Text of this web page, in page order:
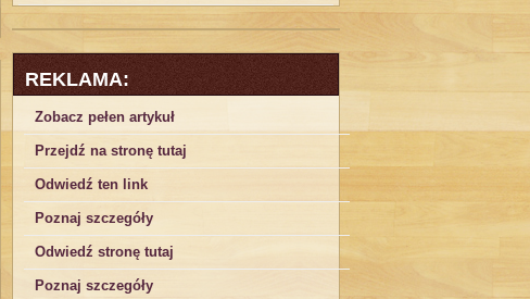
REKLAMA:
Zobacz pełen artykuł
Przejdź na stronę tutaj
Odwiedź ten link
Poznaj szczegóły
Odwiedź stronę tutaj
Poznaj szczegóły